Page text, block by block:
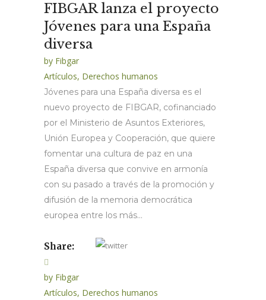
FIBGAR lanza el proyecto
Jóvenes para una España
diversa
by Fibgar
Artículos, Derechos humanos
Jóvenes para una España diversa es el
nuevo proyecto de FIBGAR, cofinanciado
por el Ministerio de Asuntos Exteriores,
Unión Europea y Cooperación, que quiere
fomentar una cultura de paz en una
España diversa que convive en armonía
con su pasado a través de la promoción y
difusión de la memoria democrática
europea entre los más...
Share:
by Fibgar
Artículos, Derechos humanos